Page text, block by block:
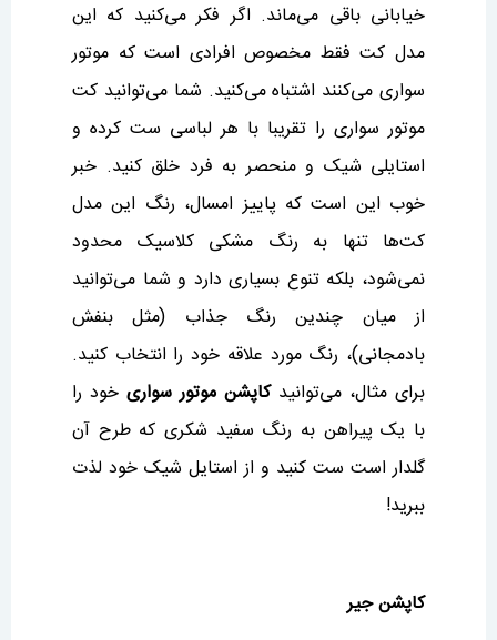
خیابانی باقی می‌ماند. اگر فکر می‌کنید که این
مدل کت فقط مخصوص افرادی است که موتور
سواری می‌کنند اشتباه می‌کنید. شما می‌توانید کت
موتور سواری را تقریبا با هر لباسی ست کرده و
استایلی شیک و منحصر به فرد خلق کنید. خبر
خوب این است که پاییز امسال، رنگ این مدل
کت‌ها تنها به رنگ مشکی کلاسیک محدود
نمی‌شود، بلکه تنوع بسیاری دارد و شما می‌‌توانید
از میان چندین رنگ جذاب (مثل بنفش
بادمجانی)، رنگ مورد علاقه خود را انتخاب کنید.
برای مثال، می‌توانیدکاپشن موتور سواری خود را
با یک پیراهن به رنگ سفید شکری که طرح آن
گلدار است ست کنید و از استایل شیک خود لذت
ببرید!
کاپشن جیر